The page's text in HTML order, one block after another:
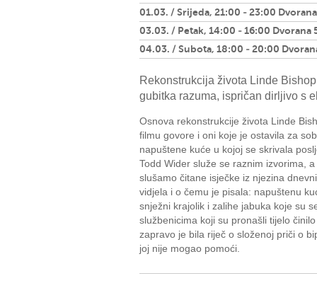
01.03. / Srijeda, 21:00 - 23:00
03.03. / Petak, 14:00 - 16:00 Dvorana
04.03. / Subota, 18:00 - 20:00
Rekonstrukcija života Linde
gubitka razuma, ispričan dirljivo s
Osnova rekonstrukcije života Linde
filmu govore i oni koje je ostavila za
napuštene kuće u kojoj se skrivala
Todd Wider služe se raznim izvorima,
slušamo čitane isječke iz njezina
vidjela i o čemu je pisala: napuštenu
snježni krajolik i zalihe jabuka koje su
službenicima koji su pronašli tijelo
zapravo je bila riječ o složenoj priči o
joj nije mogao pomoći.